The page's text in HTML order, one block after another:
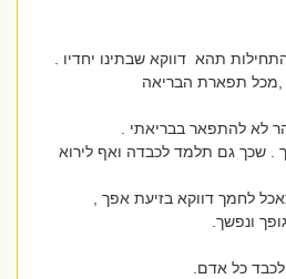
תהא דווקא שבתינו יחדיו .
תפארת הבריאה
להתפאר בבריאתי .
שכך גם תלמד לכבדה ואף לירוא
לחמך דווקא בזיעת אפך ,
ונפשך.
כל אדם.